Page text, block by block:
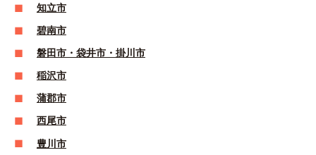
知立市
碧南市
磐田市・袋井市・掛川市
稲沢市
蒲郡市
西尾市
豊川市